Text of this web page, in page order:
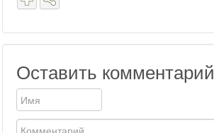
Оставить комментарий